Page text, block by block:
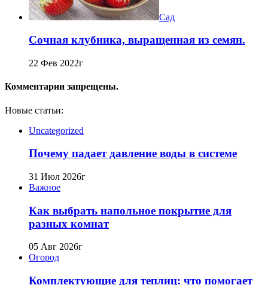
Сад
Сочная клубника, выращенная из семян.
22 Фев 2022г
Комментарии запрещены.
Новые статьи:
Uncategorized
Почему падает давление воды в системе
31 Июл 2026г
Важное
Как выбрать напольное покрытие для
разных комнат
05 Авг 2026г
Огород
Комплектующие для теплиц: что помогает